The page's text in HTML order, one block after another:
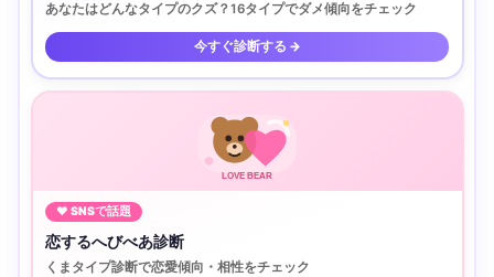
あなたはどんなタイプのクズ？16タイプでダメ傾向をチェック
今すぐ診断する →
LOVE BEAR
♥ SNSで話題
恋するへびべあ診断
くまタイプ診断で恋愛傾向・相性をチェック